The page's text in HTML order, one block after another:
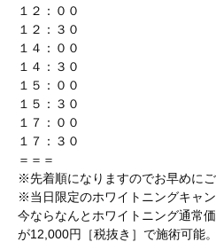
１２：００
１２：３０
１４：００
１４：３０
１５：００
１５：３０
１７：００
１７：３０
＝＝＝
※先着順になりますのでお早めに
※当日限定のホワイトニングキャン
今ならなんとホワイトニング通常
が12,000円［税抜き］で施術可能